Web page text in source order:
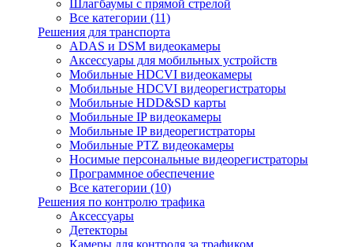
Шлагбаумы с прямой стрелой
Все категории (11)
Решения для транспорта
ADAS и DSM видеокамеры
Аксессуары для мобильных устройств
Мобильные HDCVI видеокамеры
Мобильные HDCVI видеорегистраторы
Мобильные HDD&SD карты
Мобильные IP видеокамеры
Мобильные IP видеорегистраторы
Мобильные PTZ видеокамеры
Носимые персональные видеорегистраторы
Программное обеспечение
Все категории (10)
Решения по контролю трафика
Аксессуары
Детекторы
Камеры для контроля за трафиком